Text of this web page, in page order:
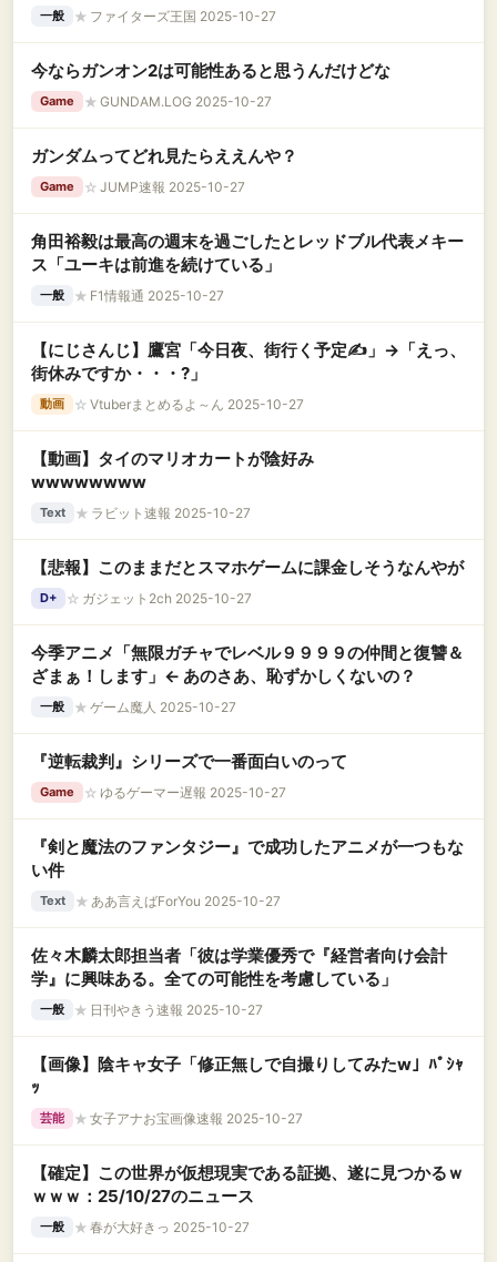
一般 ★ ファイターズ王国 2025-10-27
今ならガンオン2は可能性あると思うんだけどな
Game ★ GUNDAM.LOG 2025-10-27
ガンダムってどれ見たらええんや？
Game ☆ JUMP速報 2025-10-27
角田裕毅は最高の週末を過ごしたとレッドブル代表メキー
ス「ユーキは前進を続けている」
一般 ★ F1情報通 2025-10-27
【にじさんじ】鷹宮「今日夜、街行く予定✍️」→「えっ、
街休みですか・・・?」
動画 ☆ Vtuberまとめるよ～ん 2025-10-27
【動画】タイのマリオカートが陰好み
wwwwwwww
Text ★ ラビット速報 2025-10-27
【悲報】このままだとスマホゲームに課金しそうなんやが
D+ ☆ ガジェット2ch 2025-10-27
今季アニメ「無限ガチャでレベル９９９９の仲間と復讐＆
ざまぁ！します」← あのさあ、恥ずかしくないの？
一般 ★ ゲーム魔人 2025-10-27
『逆転裁判』シリーズで一番面白いのって
Game ☆ ゆるゲーマー遅報 2025-10-27
『剣と魔法のファンタジー』で成功したアニメが一つもな
い件
Text ★ ああ言えばForYou 2025-10-27
佐々木麟太郎担当者「彼は学業優秀で『経営者向け会計
学』に興味ある。全ての可能性を考慮している」
一般 ★ 日刊やきう速報 2025-10-27
【画像】陰キャ女子「修正無しで自撮りしてみたw」ﾊﾟｼｬ
ｯ
芸能 ★ 女子アナお宝画像速報 2025-10-27
【確定】この世界が仮想現実である証拠、遂に見つかるｗ
ｗｗｗ：25/10/27のニュース
一般 ★ 春が大好きっ 2025-10-27